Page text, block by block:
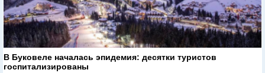
В Буковеле началась эпидемия: десятки туристов
госпитализированы